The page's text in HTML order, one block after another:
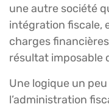
une autre société
intégration fiscale,
charges
résultat imposable
Une logique un
l’administration